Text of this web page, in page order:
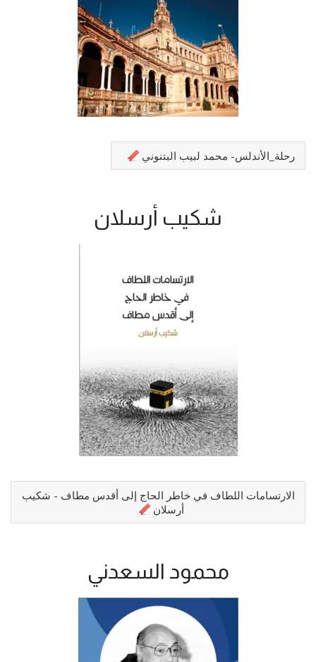
رحلة_الأندلس- محمد لبيب البتنوني
شكيب أرسلان
الارتسامات اللطاف في خاطر الحاج إلى أقدس مطاف - شكيب
أرسلان
محمود السعدني